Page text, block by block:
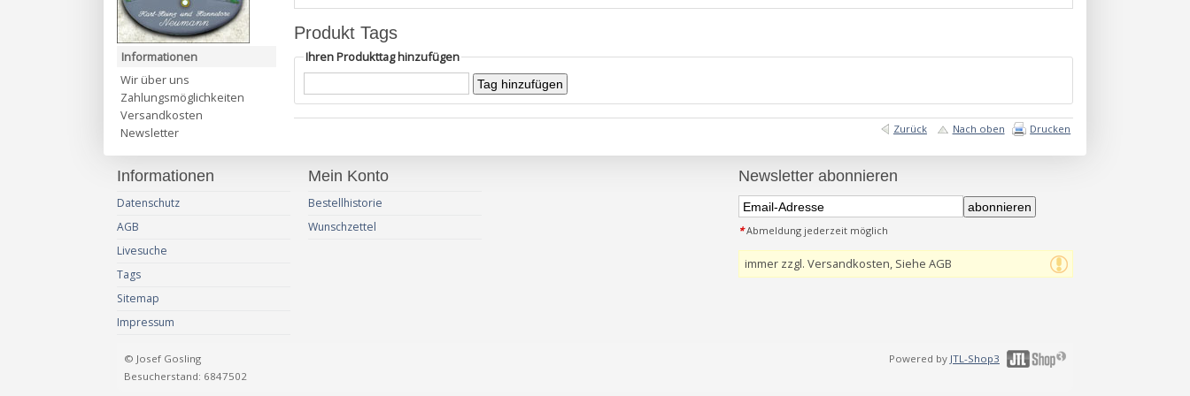
Produkt Tags
Ihren Produkttag hinzufügen
Zurück Nach oben Drucken
Informationen
Wir über uns
Zahlungsmöglichkeiten
Versandkosten
Newsletter
Informationen
Datenschutz
AGB
Livesuche
Tags
Sitemap
Impressum
Mein Konto
Bestellhistorie
Wunschzettel
Newsletter abonnieren
abonnieren
*Abmeldung jederzeit möglich
immer zzgl. Versandkosten, Siehe AGB
© Josef Gosling
Besucherstand: 6847502
Powered by JTL-Shop3